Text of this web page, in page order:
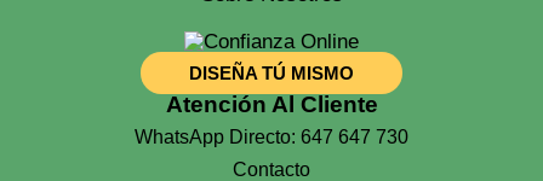
DISEÑA TÚ MISMO
Atención Al Cliente
WhatsApp Directo: 647 647 730
Contacto